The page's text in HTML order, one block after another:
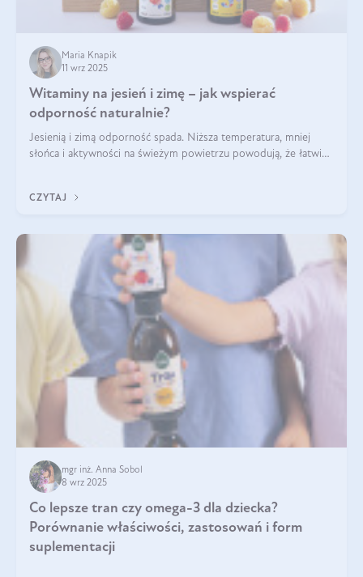
Maria Knapik
11 wrz 2025
Witaminy na jesień i zimę – jak wspierać
odporność naturalnie?
Jesienią i zimą odporność spada. Niższa temperatura, mniej
słońca i aktywności na świeżym powietrzu powodują, że łatwiej
suplementować jesienią i zimą?
CZYTAJ
mgr inż. Anna Sobol
8 wrz 2025
Co lepsze tran czy omega-3 dla dziecka?
Porównanie właściwości, zastosowań i form
suplementacji